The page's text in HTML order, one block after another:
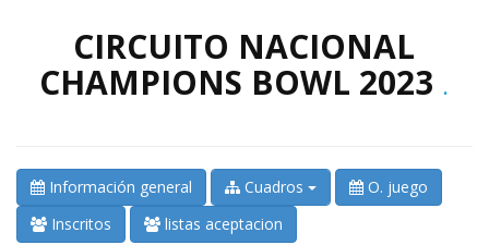
CIRCUITO NACIONAL
CHAMPIONS BOWL 2023 .
Información general Cuadros
O. juego
Inscritos
listas aceptacion